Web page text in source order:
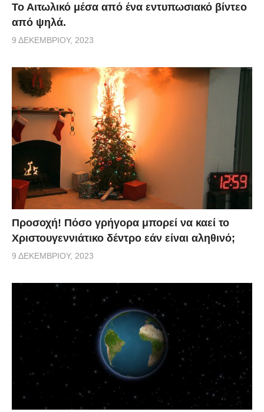
Το Αιτωλικό μέσα από ένα εντυπωσιακό βίντεο
από ψηλά.
9 ΔΕΚΕΜΒΡΊΟΥ, 2023
Προσοχή! Πόσο γρήγορα μπορεί να καεί το
Χριστουγεννιάτικο δέντρο εάν είναι αληθινό;
9 ΔΕΚΕΜΒΡΊΟΥ, 2023